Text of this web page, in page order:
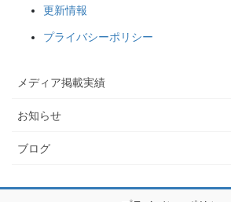
更新情報
プライバシーポリシー
メディア掲載実績
お知らせ
ブログ